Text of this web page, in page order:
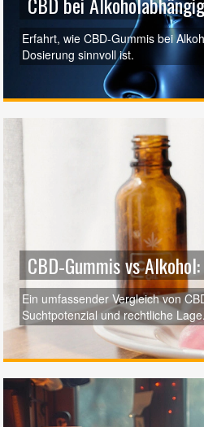
Erfahrt, wie CBD‑Gummis bei
Dosierung sinnvoll ist.
CBD‑Gummis vs
Ein umfassender Vergleich von
Suchtpotenzial und rechtliche